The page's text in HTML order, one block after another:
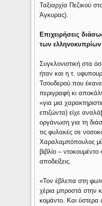
Ταξιαρχία Πεζικού
Άγκυρας).
Επιχειρήσεις
των
Συγκλονιστική στα
ήταν και η τ.
Τσουδερού που
περιγραφή κι
«για μια
επιζώντα) είχε
οργάνωση για τη
τις φυλακές σε
Χαραλαμπόπουλος
βιβλίο – ντοκουμέντο
αποδείξεις.
«Τον έβλεπα στη
χέρια μπροστά στην
κομάντο. Και ύστερα